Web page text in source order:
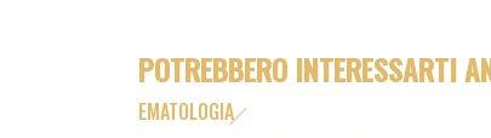
POTREBBERO INTERESSARTI
EMATOLOGIA